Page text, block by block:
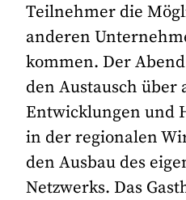
Teilnehmer die
anderen
kommen. Der
den Austausch über
Entwicklungen und
in der regionalen
den Ausbau des
Netzwerks. Das